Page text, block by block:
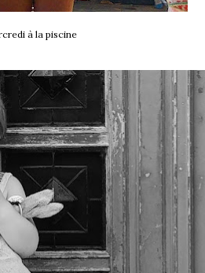
à la piscine